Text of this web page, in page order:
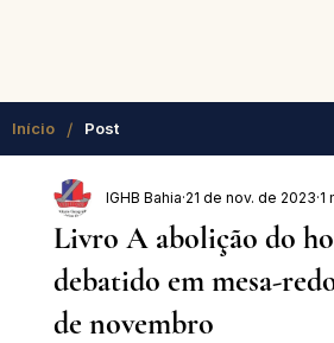
Início / Post
Livro A abolição do
debatido em mesa-
de novembro
IGHB Bahia 21 de nov. de 2023 1